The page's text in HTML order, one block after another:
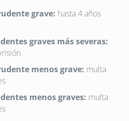
grave: hasta 4 años
graves más severas:
menos grave: multa
menos graves: multa